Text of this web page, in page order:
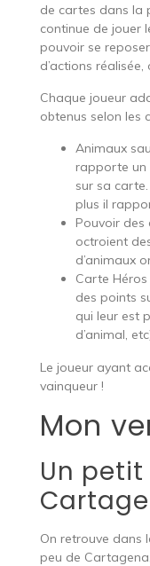
de cartes dans la
continue de jouer
pouvoir se
d’actions
Chaque joueur
obtenus selon les
Animaux
rapporte un
sur sa
plus il
Pouvoir des
octroient
d’animaux
Carte
des points
qui leur est
d’animal,
Le joueur ayant
vainqueur !
Mon
Un
On retrouve dans
peu de